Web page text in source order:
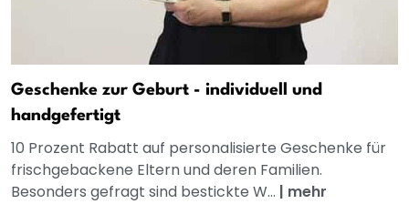
Geschenke zur Geburt - individuell und
handgefertigt
10 Prozent Rabatt auf personalisierte Geschenke für
frischgebackene Eltern und deren Familien.
Besonders gefragt sind bestickte W... | mehr